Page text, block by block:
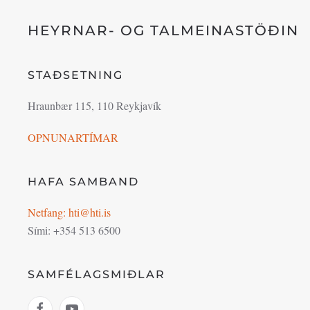
HEYRNAR- OG TALMEINASTÖÐIN
STAÐSETNING
Hraunbær 115, 110 Reykjavík
OPNUNARTÍMAR
HAFA SAMBAND
Netfang: hti@hti.is
Sími: +354 513 6500
SAMFÉLAGSMIÐLAR